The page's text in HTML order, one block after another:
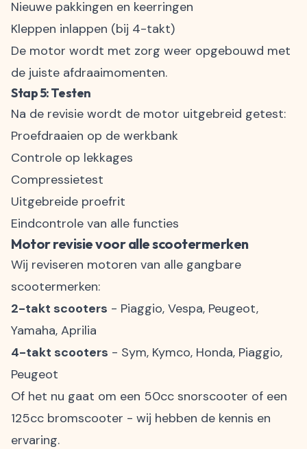
Nieuwe pakkingen en keerringen
Kleppen inlappen (bij 4-takt)
De motor wordt met zorg weer opgebouwd met
de juiste afdraaimomenten.
Stap 5: Testen
Na de revisie wordt de motor uitgebreid getest:
Proefdraaien op de werkbank
Controle op lekkages
Compressietest
Uitgebreide proefrit
Eindcontrole van alle functies
Motor revisie voor alle scootermerken
Wij reviseren motoren van alle gangbare
scootermerken:
2-takt scooters - Piaggio, Vespa, Peugeot,
Yamaha, Aprilia
4-takt scooters - Sym, Kymco, Honda, Piaggio,
Peugeot
Of het nu gaat om een 50cc snorscooter of een
125cc bromscooter - wij hebben de kennis en
ervaring.